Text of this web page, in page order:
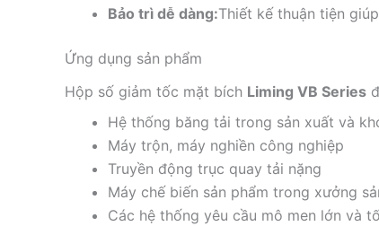
Bảo trì dễ dàng:Thiết kế thuận tiện
Ứng dụng sản phẩm
Hộp số giảm tốc mặt bích Liming VB Series
Hệ thống băng tải trong sản xuất và
Máy trộn, máy nghiền công nghiệp
Truyền động trục quay tải nặng
Máy chế biến sản phẩm trong xưởng
Các hệ thống yêu cầu mô men lớn và